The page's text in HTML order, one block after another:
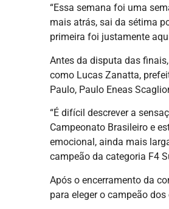
“Essa semana foi uma
mais atrás, sai da sétima
primeira foi justamente
Antes da disputa das
como Lucas Zanatta,
Paulo, Paulo Eneas
“É difícil descrever a
Campeonato Brasileiro e
emocional, ainda mais
campeão da categoria F4
Após o encerramento da
para eleger o campeão